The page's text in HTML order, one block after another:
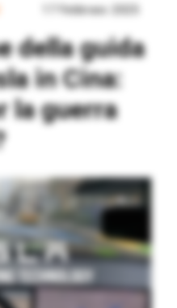
in Cina:
la guerra